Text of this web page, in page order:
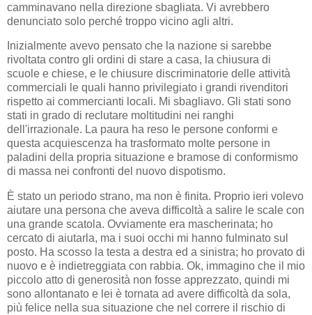
camminavano nella direzione sbagliata. Vi avrebbero
denunciato solo perché troppo vicino agli altri.
Inizialmente avevo pensato che la nazione si sarebbe
rivoltata contro gli ordini di stare a casa, la chiusura di
scuole e chiese, e le chiusure discriminatorie delle attività
commerciali le quali hanno privilegiato i grandi rivenditori
rispetto ai commercianti locali. Mi sbagliavo. Gli stati sono
stati in grado di reclutare moltitudini nei ranghi
dell'irrazionale. La paura ha reso le persone conformi e
questa acquiescenza ha trasformato molte persone in
paladini della propria situazione e bramose di conformismo
di massa nei confronti del nuovo dispotismo.
È stato un periodo strano, ma non è finita. Proprio ieri volevo
aiutare una persona che aveva difficoltà a salire le scale con
una grande scatola. Ovviamente era mascherinata; ho
cercato di aiutarla, ma i suoi occhi mi hanno fulminato sul
posto. Ha scosso la testa a destra ed a sinistra; ho provato di
nuovo e è indietreggiata con rabbia. Ok, immagino che il mio
piccolo atto di generosità non fosse apprezzato, quindi mi
sono allontanato e lei è tornata ad avere difficoltà da sola,
più felice nella sua situazione che nel correre il rischio di